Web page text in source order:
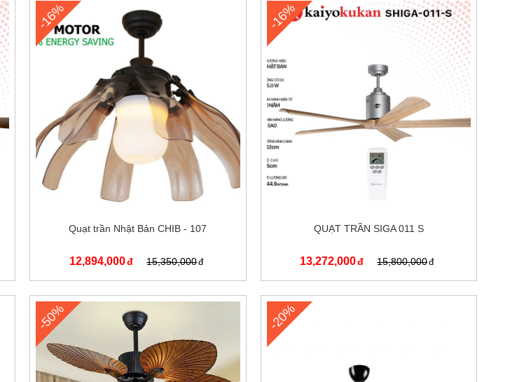
-16%
Quạt trần Nhật Bản CHIB - 107
12,894,000 15,350,000
-16%
QUẠT TRẦN SIGA 011 S
13,272,000 15,800,000
-50% -20%